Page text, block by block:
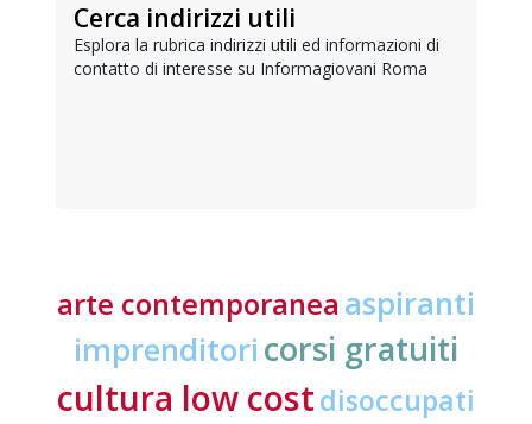
Cerca indirizzi utili
Esplora la rubrica indirizzi utili ed informazioni di
contatto di interesse su Informagiovani Roma
arte contemporanea aspiranti
imprenditori corsi gratuiti
cultura low costdisoccupati